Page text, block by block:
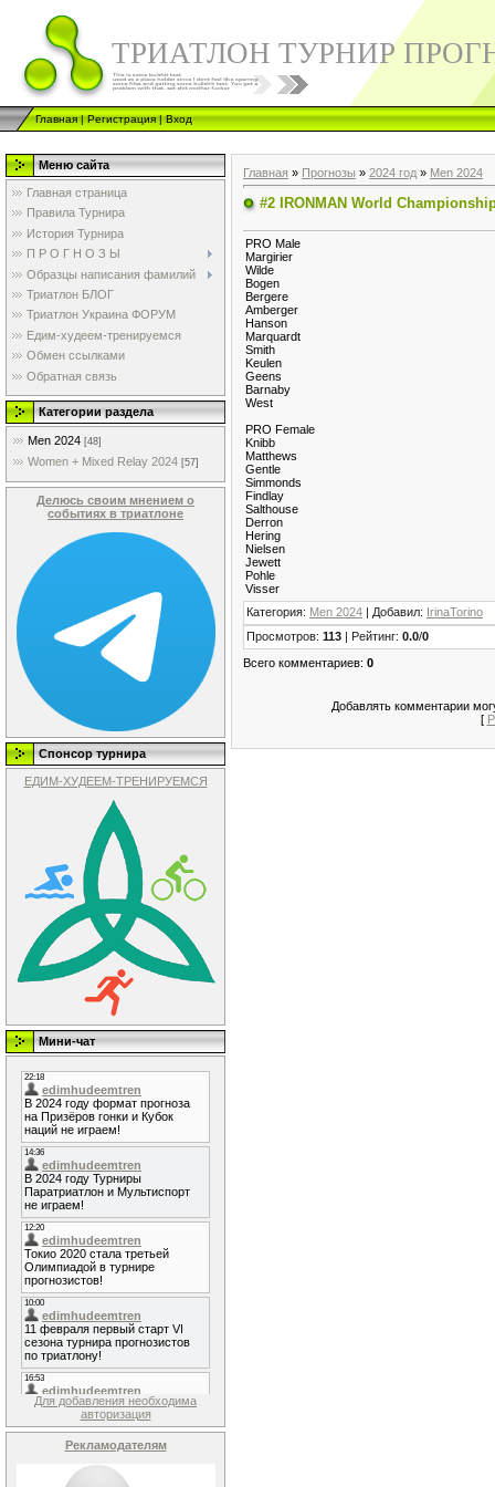
ТРИАТЛОН ТУРНИР
Главная|Регистрация|Вход
Меню сайта
Главная страница
Правила Турнира
История Турнира
П Р О Г Н О З Ы
Образцы написания фамилий
Триатлон БЛОГ
Триатлон Украина ФОРУМ
Едим-худеем-тренируемся
Обмен ссылками
Обратная связь
Категории раздела
Men 2024 [48]
Women + Mixed Relay 2024 [57]
Делюсь своим мнением о
событиях в триатлоне
Спонсор турнира
ЕДИМ-ХУДЕЕМ-ТРЕНИРУЕМСЯ
Мини-чат
Для добавления необходима
авторизация
Рекламодателям
Главная » Прогнозы » 2024 год » Men 2024
#2 IRONMAN World
PRO Male
Margirier
Wilde
Bogen
Bergere
Amberger
Hanson
Marquardt
Smith
Keulen
Geens
Barnaby
West
PRO Female
Knibb
Matthews
Gentle
Simmonds
Findlay
Salthouse
Derron
Hering
Nielsen
Jewett
Pohle
Visser
Категория: Men 2024 | Добавил: IrinaTorino
Просмотров: 113 | Рейтинг: 0.0/0
Всего комментариев: 0
Добавлять комментарии
[